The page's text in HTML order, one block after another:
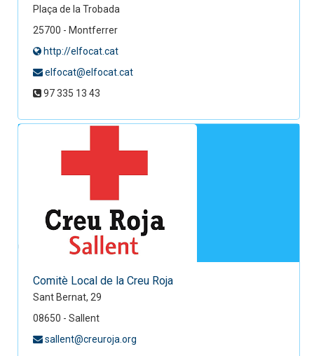
Plaça de la Trobada
25700 - Montferrer
http://elfocat.cat
elfocat@elfocat.cat
97 335 13 43
Comitè Local de la Creu Roja
Sant Bernat, 29
08650 - Sallent
sallent@creuroja.org